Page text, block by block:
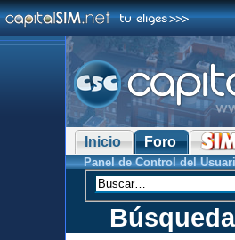
Inicio Foro
Panel de Control del